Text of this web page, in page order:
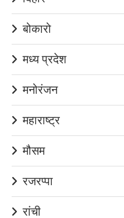
बोकारो
मध्य प्रदेश
मनोरंजन
महाराष्ट्र
मौसम
रजरप्पा
रांची